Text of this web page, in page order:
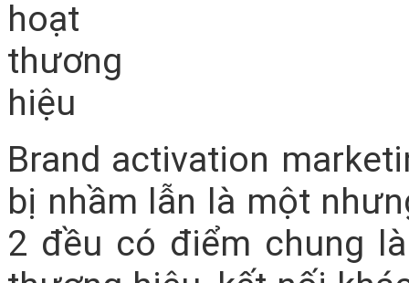
Brand activation
bị nhầm lẫn là một
2 đều có điểm chung